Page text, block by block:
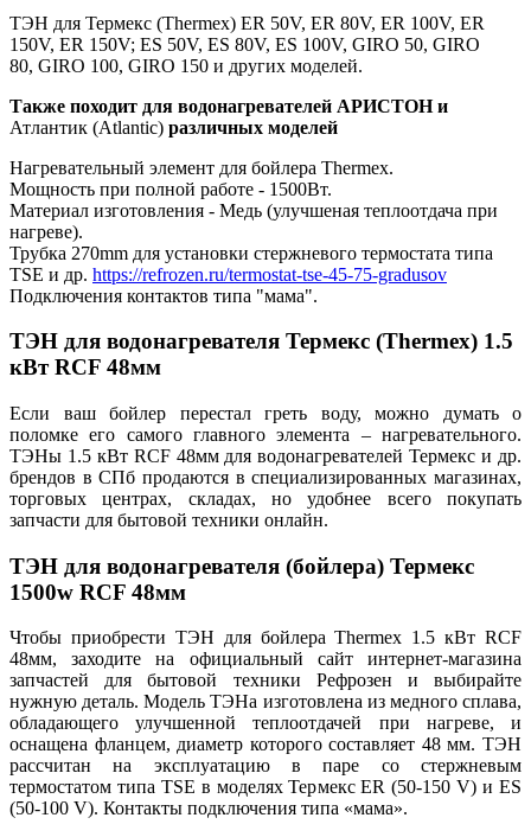
ТЭН для Термекс (Thermex) ER 50V, ER 80V, ER 100V, ER
150V, ER 150V; ES 50V, ES 80V, ES 100V, GIRO 50, GIRO
80, GIRO 100, GIRO 150 и других моделей.
Также походит для водонагревателей АРИСТОН и
Атлантик (Atlantic) различных моделей
Нагревательный элемент для бойлера Thermex.
Мощность при полной работе - 1500Вт.
Материал изготовления - Медь (улучшеная теплоотдача при
нагреве).
Трубка 270mm для установки стержневого термостата типа
TSE и др. https://refrozen.ru/termostat-tse-45-75-gradusov
Подключения контактов типа "мама".
ТЭН для водонагревателя Термекс (Thermex) 1.5
кВт RCF 48мм
Если ваш бойлер перестал греть воду, можно думать о
поломке его самого главного элемента – нагревательного.
ТЭНы 1.5 кВт RCF 48мм для водонагревателей Термекс и др.
брендов в СПб продаются в специализированных магазинах,
торговых центрах, складах, но удобнее всего покупать
запчасти для бытовой техники онлайн.
ТЭН для водонагревателя (бойлера) Термекс
1500w RCF 48мм
Чтобы приобрести ТЭН для бойлера Thermex 1.5 кВт RCF
48мм, заходите на официальный сайт интернет-магазина
запчастей для бытовой техники Рефрозен и выбирайте
нужную деталь. Модель ТЭНа изготовлена из медного сплава,
обладающего улучшенной теплоотдачей при нагреве, и
оснащена фланцем, диаметр которого составляет 48 мм. ТЭН
рассчитан на эксплуатацию в паре со стержневым
термостатом типа TSE в моделях Термекс ER (50-150 V) и ES
(50-100 V). Контакты подключения типа «мама».